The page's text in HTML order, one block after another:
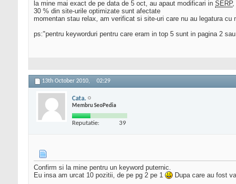
la mine mai exact de pe data de 5 oct, au apaut modificari in SERP,
30 % din site-urile optimizate sunt afectate
momentan stau relax, am verificat si site-uri care nu au legatura cu
ps:"pentru keyworduri pentru care eram in top 5 sunt in pagina 2
13th October 2010, 02:29
Cata.
Membru SeoPedia
Reputatie: 39
Confirm si la mine pentru un keyword puternic.
Eu insa am urcat 10 pozitii, de pe pg 2 pe 1
Dupa care au fost